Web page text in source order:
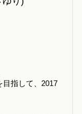
目指して、2017